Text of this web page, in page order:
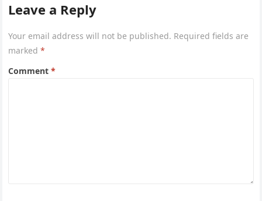
Leave a Reply
Your email address will not be published. Required fields are
marked*
Comment*